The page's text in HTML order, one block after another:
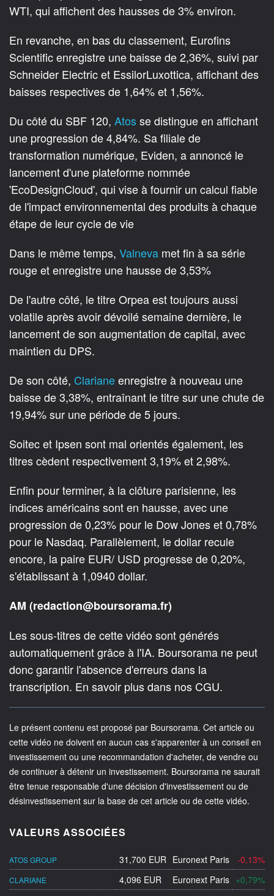
WTI, qui affichent des hausses de 3% environ.
En revanche, en bas du classement, Eurofins
Scientific enregistre une baisse de 2,36%, suivi par
Schneider Electric et EssilorLuxottica, affichant des
baisses respectives de 1,64% et 1,56%.
Du côté du SBF 120, Atosse distingue en affichant
une progression de 4,84%. Sa filiale de
transformation numérique, Eviden, a annoncé le
lancement d'une plateforme nommée
'EcoDesignCloud', qui vise à fournir un calcul fiable
de l'impact environnemental des produits à chaque
étape de leur cycle de vie
Dans le même temps, Valneva met fin à sa série
rouge et enregistre une hausse de 3,53%
De l'autre côté, le titre Orpea est toujours aussi
volatile après avoir dévoilé semaine dernière, le
lancement de son augmentation de capital, avec
maintien du DPS.
De son côté, Clarianeenregistre à nouveau une
baisse de 3,38%, entraînant le titre sur une chute de
19,94% sur une période de 5 jours.
Soitec et Ipsen sont mal orientés également, les
titres cèdent respectivement 3,19% et 2,98%.
Enfin pour terminer, à la clôture parisienne, les
indices américains sont en hausse, avec une
progression de 0,23% pour le Dow Jones et 0,78%
pour le Nasdaq. Parallèlement, le dollar recule
encore, la paire EUR/ USD progresse de 0,20%,
s'établissant à 1,0940 dollar.
AM (redaction@boursorama.fr)
Les sous-titres de cette vidéo sont générés
automatiquement grâce à l'IA. Boursorama ne peut
donc garantir l'absence d'erreurs dans la
transcription. En savoir plus dans nos CGU.
Le présent contenu est proposé par Boursorama. Cet article ou
cette vidéo ne doivent en aucun cas s'apparenter à un conseil en
investissement ou une recommandation d'acheter, de vendre ou
de continuer à détenir un investissement. Boursorama ne saurait
être tenue responsable d'une décision d'investissement ou de
désinvestissement sur la base de cet article ou de cette vidéo.
VALEURS ASSOCIÉES
ATOS GROUP 31,700 EUR Euronext Paris -0,13%
CLARIANE 4,096 EUR Euronext Paris +0,79%